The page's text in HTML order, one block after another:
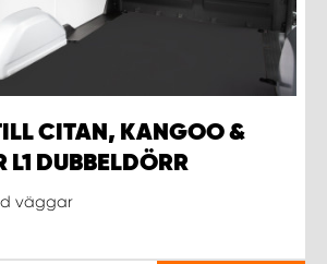
CITAN, KANGOO &
L1 DUBBELDÖRR
väggar